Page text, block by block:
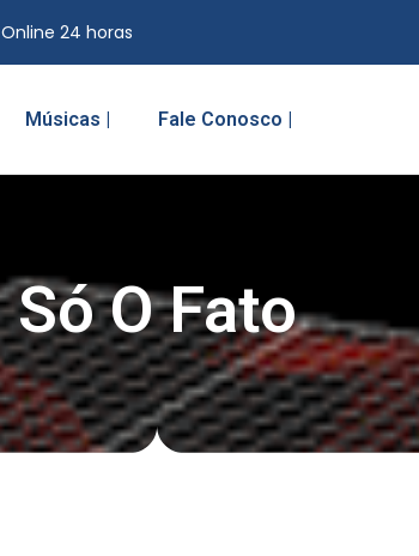
Online 24 horas
Músicas | Fale Conosco |
Só O Fato